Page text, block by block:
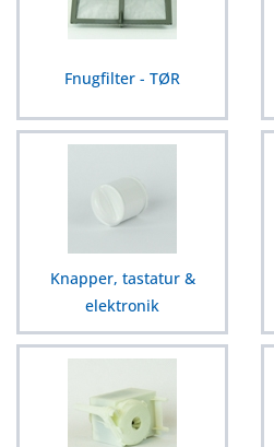
Fnugfilter - TØR
Knapper, tastatur &
elektronik